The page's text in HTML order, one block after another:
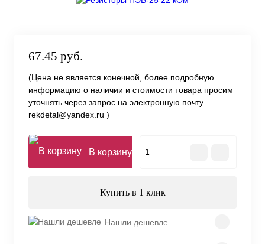
67.45 руб.
(Цена не является конечной, более подробную
информацию о наличии и стоимости товара просим
уточнять через запрос на электронную почту
rekdetal@yandex.ru )
В корзину
Купить в 1 клик
Нашли дешевле